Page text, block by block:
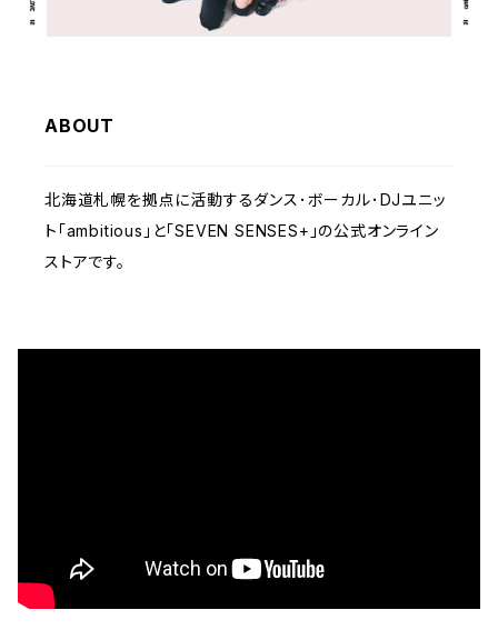
ABOUT
北海道札幌を拠点に活動するダンス･ボーカル･DJユニッ
ト「ambitious」と「SEVEN SENSES+」の公式オンライン
ストアです。